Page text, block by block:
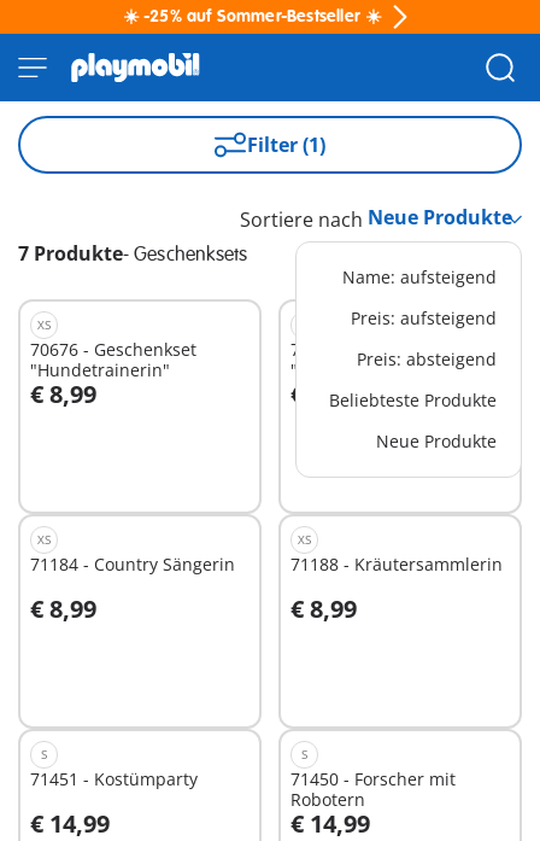
☀️ -25% auf Sommer-Bestseller ☀️
Filter (1)
7 Produkte- Geschenksets
Sortiere nach
Name: aufsteigend
Preis: aufsteigend
Preis: absteigend
Beliebteste Produkte
Neue Produkte
XS
70676 - Geschenkset
"Hundetrainerin"
€ 8,99
70675 - Geschenkset
"Kaninchenfütterung"
€ 8,99In den Warenkorb
XS
71184 - Country Sängerin
€ 8,99
XS
71188 - Kräutersammlerin
€ 8,99
S
71451 - Kostümparty
€ 14,99
S
71450 - Forscher mit
Robotern
€ 14,99